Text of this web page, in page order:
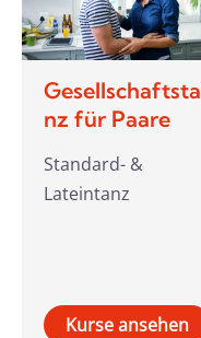
Gesellschaftsta
nz für Paare
Standard- &
Lateintanz
Kurse ansehen